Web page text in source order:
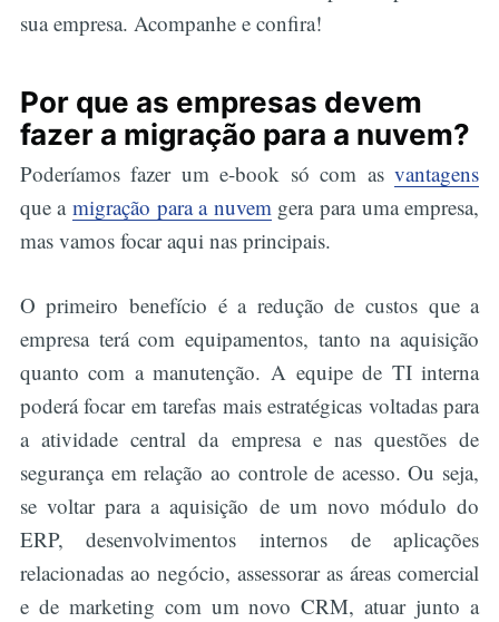
sua empresa. Acompanhe e confira!
Por que as empresas devem
fazer a migração para a nuvem?
Poderíamos fazer um e-book só com asvantagens
que amigração para a nuvem gera para uma empresa,
mas vamos focar aqui nas principais.
O primeiro benefício é a redução de custos que a
empresa terá com equipamentos, tanto na aquisição
quanto com a manutenção. A equipe de TI interna
poderá focar em tarefas mais estratégicas voltadas para
a atividade central da empresa e nas questões de
segurança em relação ao controle de acesso. Ou seja,
se voltar para a aquisição de um novo módulo do
ERP, desenvolvimentos internos de aplicações
relacionadas ao negócio, assessorar as áreas comercial
e de marketing com um novo CRM, atuar junto a